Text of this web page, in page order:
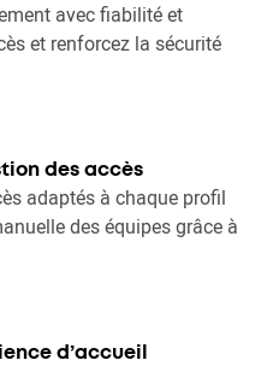
avec fiabilité et
et renforcez la sécurité
des accès
adaptés à chaque profil
des équipes grâce à
d’accueil